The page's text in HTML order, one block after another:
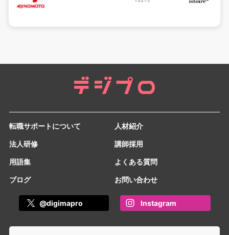
転職サポートについて 人材紹介
法人研修 講師採用
用語集 よくある質問
ブログ お問い合わせ
@digimapro Instagram